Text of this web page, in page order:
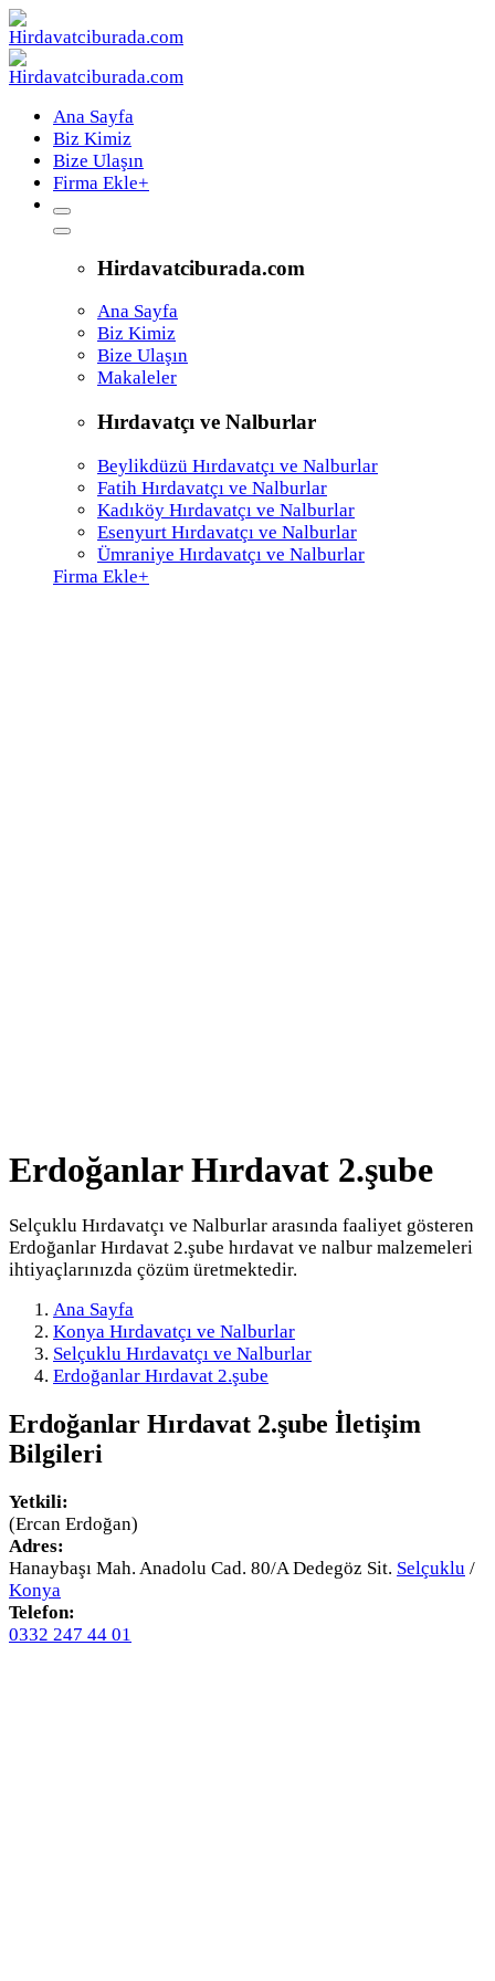
Ana Sayfa
Biz Kimiz
Bize Ulaşın
Firma Ekle+
Hirdavatciburada.com
Ana Sayfa
Biz Kimiz
Bize Ulaşın
Makaleler
Hırdavatçı ve Nalburlar
Beylikdüzü Hırdavatçı ve Nalburlar
Fatih Hırdavatçı ve Nalburlar
Kadıköy Hırdavatçı ve Nalburlar
Esenyurt Hırdavatçı ve Nalburlar
Ümraniye Hırdavatçı ve Nalburlar
Firma Ekle+
Erdoğanlar Hırdavat 2.şube
Selçuklu Hırdavatçı ve Nalburlar arasında faaliyet gösteren
Erdoğanlar Hırdavat 2.şube hırdavat ve nalbur malzemeleri
ihtiyaçlarınızda çözüm üretmektedir.
Ana Sayfa
Konya Hırdavatçı ve Nalburlar
Selçuklu Hırdavatçı ve Nalburlar
Erdoğanlar Hırdavat 2.şube
Erdoğanlar Hırdavat 2.şube İletişim
Bilgileri
Yetkili:
(Ercan Erdoğan)
Adres:
Hanaybaşı Mah. Anadolu Cad. 80/A Dedegöz Sit. Selçuklu /
Konya
Telefon:
0332 247 44 01